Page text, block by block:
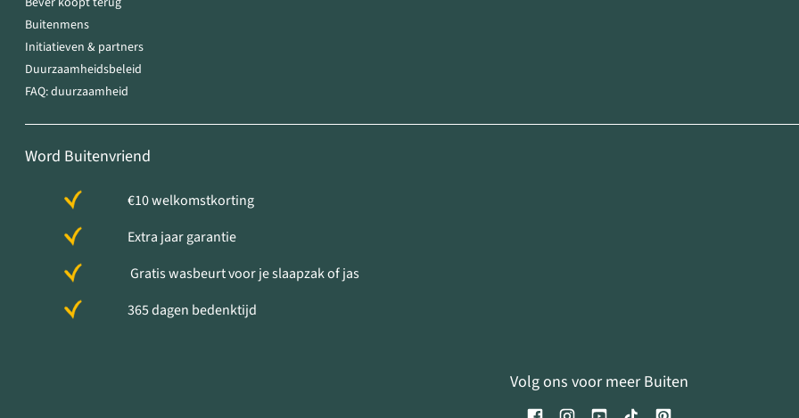
Buitenmens
Initiatieven & partners
Duurzaamheidsbeleid
FAQ: duurzaamheid
Word Buitenvriend
€10 welkomstkorting
Extra jaar garantie
Gratis wasbeurt voor je slaapzak of jas
365 dagen bedenktijd
Volg ons voor meer Buiten